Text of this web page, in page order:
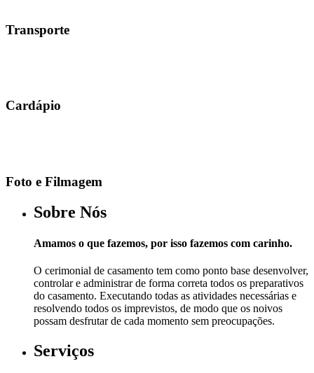
Transporte
Cardápio
Foto e Filmagem
Sobre Nós
Amamos o que fazemos, por isso fazemos com carinho.
O cerimonial de casamento tem como ponto base desenvolver,
controlar e administrar de forma correta todos os preparativos
do casamento. Executando todas as atividades necessárias e
resolvendo todos os imprevistos, de modo que os noivos
possam desfrutar de cada momento sem preocupações.
Serviços